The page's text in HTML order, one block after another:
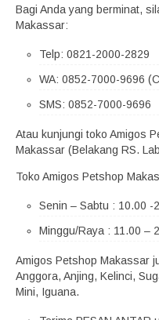
Bagi Anda yang berminat,
Makassar:
Telp: 0821-2000-2829
WA: 0852-7000-9696
SMS: 0852-7000-9696
Atau kunjungi toko Amigos
Makassar (Belakang RS.
Toko Amigos Petshop
Senin – Sabtu : 10.00 -
Minggu/Raya : 11.00 –
Amigos Petshop Makassar
Anggora, Anjing, Kelinci,
Mini, Iguana.